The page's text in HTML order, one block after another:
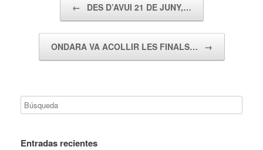
← DES D’AVUI 21 DE JUNY,…
ONDARA VA ACOLLIR LES FINALS… →
Entradas recientes